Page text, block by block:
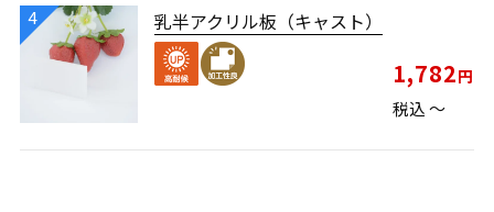
乳半アクリル板（キャスト）
1,782
税込〜